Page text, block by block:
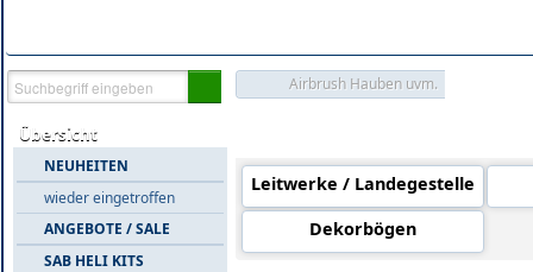
Übersicht
NEUHEITEN
wieder eingetroffen
ANGEBOTE / SALE
SAB HELI KITS
Airbrush Hauben uvm.
Leitwerke / Landegestelle
Dekorbögen